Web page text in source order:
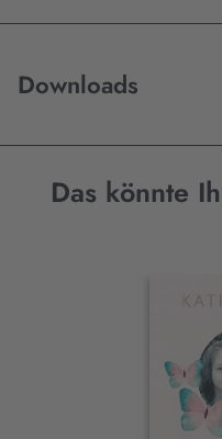
Downloads
Das könnte